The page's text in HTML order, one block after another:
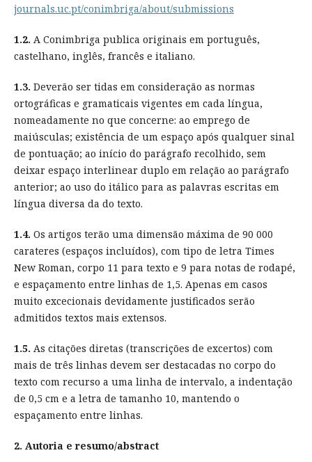
journals.uc.pt/conimbriga/about/submissions
1.2. A Conimbriga publica originais em português,
castelhano, inglês, francês e italiano.
1.3. Deverão ser tidas em consideração as normas
ortográficas e gramaticais vigentes em cada língua,
nomeadamente no que concerne: ao emprego de
maiúsculas; existência de um espaço após qualquer sinal
de pontuação; ao início do parágrafo recolhido, sem
deixar espaço interlinear duplo em relação ao parágrafo
anterior; ao uso do itálico para as palavras escritas em
língua diversa da do texto.
1.4. Os artigos terão uma dimensão máxima de 90 000
carateres (espaços incluídos), com tipo de letra Times
New Roman, corpo 11 para texto e 9 para notas de rodapé,
e espaçamento entre linhas de 1,5. Apenas em casos
muito excecionais devidamente justificados serão
admitidos textos mais extensos.
1.5. As citações diretas (transcrições de excertos) com
mais de três linhas devem ser destacadas no corpo do
texto com recurso a uma linha de intervalo, a indentação
de 0,5 cm e a letra de tamanho 10, mantendo o
espaçamento entre linhas.
2. Autoria e resumo/abstract